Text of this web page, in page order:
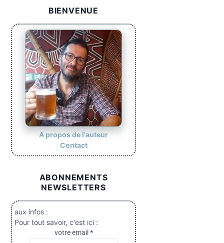
BIENVENUE
A propos de l'auteur
Contact
ABONNEMENTS
NEWSLETTERS
aux infos :
Pour tout savoir, c'est ici :
votre email *